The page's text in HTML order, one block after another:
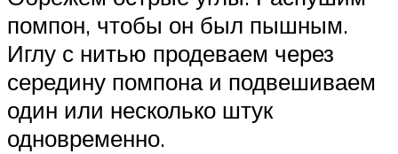
помпон, чтобы он был пышным.
Иглу с нитью продеваем через
середину помпона и подвешиваем
один или несколько штук
одновременно.